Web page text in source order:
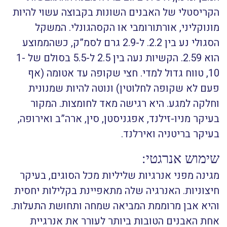
הקריסטלי של האבנים השונות בקבוצה עשוי להיות
מונוקליני, אורתורומבי או הקסהגונלי. המשקל
הסגולי נע בין 2.2. ל-2.9 גרם לסמ”ק, כשהממוצע
הוא 2.59. הקשיות נעה בין 2.5 ל-5.5 בסולם של 1-
10, טווח גדול למדי. חצי שקופה עד אטומה (אף
פעם לא שקופה לחלוטין) ונוטה להיות שמנונית
וחלקה למגע. היא רגישה מאד לחומצות. המקור
בעיקר מניו-זילנד, אפגניסטן, סין, ארה”ב ואירופה,
בעיקר בריטניה ואירלנד.
שימוש אנרגטי:
מגינה מפני אנרגיות שליליות מכל הסוגים, בעיקר
חיצוניות. האנרגיה שלה מתאפיינת בקלילות יחסית
והיא אבן מרוממת המביאה שמחה ותחושת התעלות.
אחת האבנים הטובות ביותר לעורר את אנרגיית